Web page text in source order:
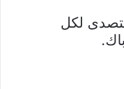
لكل